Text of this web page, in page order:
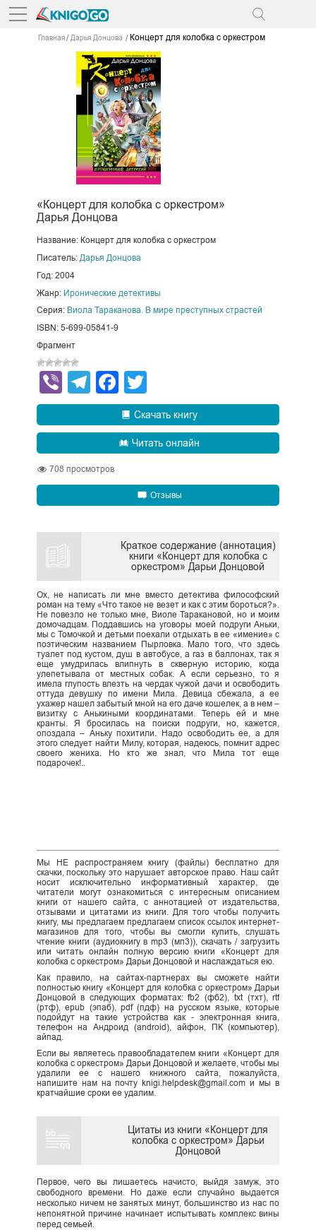
Главная Дарья Донцова Концерт для колобка с оркестром
«Концерт для колобка с оркестром»
Дарья Донцова
Название: Концерт для колобка с оркестром
Писатель: Дарья Донцова
Год: 2004
Жанр: Иронические детективы
Серия: Виола Тараканова. В мире преступных страстей
ISBN: 5-699-05841-9
Фрагмент
ViberTelegram
Facebook
Скачать книгу
Читать онлайн
708 просмотров
Отзывы
Краткое содержание (аннотация)
книги «Концерт для колобка с
оркестром» Дарьи Донцовой
Ох, не написать ли мне вместо детектива философский
роман на тему «Что такое не везет и как с этим бороться?».
Не повезло не только мне, Виоле Таракановой, но и моим
домочадцам. Поддавшись на уговоры моей подруги Аньки,
мы с Томочкой и детьми поехали отдыхать в ее «имение» с
поэтическим названием Пырловка. Мало того, что здесь
туалет под кустом, душ в автобусе, а газ в баллонах, так я
еще умудрилась влипнуть в скверную историю, когда
улепетывала от местных собак. А если серьезно, то я
имела глупость влезть на чердак чужой дачи и освободить
оттуда девушку по имени Мила. Девица сбежала, а ее
ухажер нашел забытый мной на его даче кошелек, а в нем –
визитку с Анькиными координатами. Теперь ей и мне
кранты. Я бросилась на поиски подруги, но, кажется,
опоздала – Аньку похитили. Надо освободить ее, а для
этого следует найти Милу, которая, надеюсь, помнит адрес
своего жениха. Но кто же знал, что Мила тот еще
подарочек!..
Мы НЕ распространяем книгу (файлы) бесплатно для
скачки, поскольку это нарушает авторское право. Наш сайт
носит исключительно информативный характер, где
читатели могут ознакомиться с интересным описанием
книги от нашего сайта, с аннотацией от издательства,
отзывами и цитатами из книги. Для того чтобы получить
книгу, мы предлагаем предлагаем список ссылок интернет-
магазинов для того, чтобы вы смогли купить, слушать
чтение книги (аудиокнигу в mp3 (мп3)), скачать / загрузить
или читать онлайн полную версию книги «Концерт для
колобка с оркестром» Дарьи Донцовой и наслаждаться ею.
Как правило, на сайтах-партнерах вы сможете найти
полностью книгу «Концерт для колобка с оркестром» Дарьи
Донцовой в следующих форматах: fb2 (фб2), txt (тхт), rtf
(ртф), epub (эпаб), pdf (пдф) на русском языке, которые
подойдут на такие устройства как - электронная книга,
телефон на Андроид (android), айфон, ПК (компьютер),
айпад.
Если вы являетесь правообладателем книги «Концерт для
колобка с оркестром» Дарьи Донцовой и желаете, чтобы мы
удалили ее с нашего книжного сайта, пожалуйста,
напишите нам на почту knigi.helpdesk@gmail.com и мы в
кратчайшие сроки ее удалим.
Цитаты из книги «Концерт для
колобка с оркестром» Дарьи
Донцовой
Первое, чего вы лишаетесь начисто, выйдя замуж, это
свободного времени. Но даже если случайно выдается
несколько ничем не занятых минут, большинство из нас по
непонятной причине начинает испытывать комплекс вины
перед семьей.